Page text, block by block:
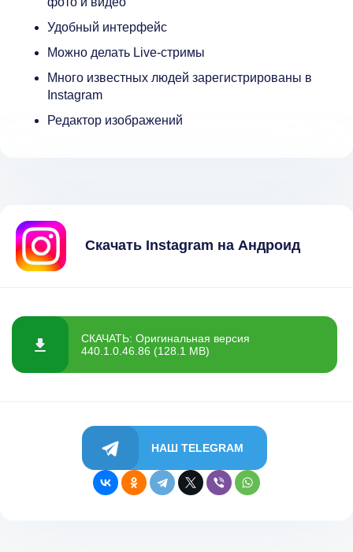
Удобный интерфейс
Можно делать Live-стримы
Много известных людей зарегистрированы в
Instagram
Редактор изображений
Скачать Instagram на Андроид
СКАЧАТЬ: Оригинальная версия
440.1.0.46.86 (128.1 MB)
НАШ TELEGRAM